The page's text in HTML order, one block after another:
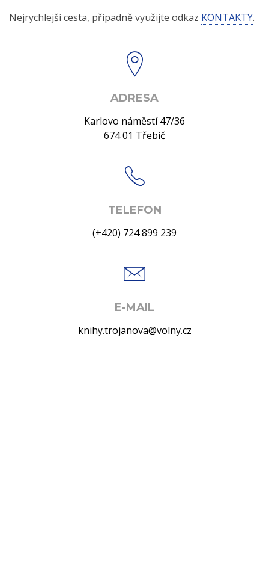
Nejrychlejší cesta, případně využijte odkaz KONTAKTY.
ADRESA
Karlovo náměstí 47/36
674 01 Třebíč
TELEFON
(+420) 724 899 239
E-MAIL
knihy.trojanova@volny.cz